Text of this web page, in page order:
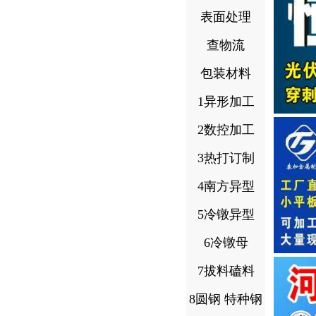
表面处理
查物流
包装材料
1异形加工
2数控加工
3热打订制
4南方异型
5冷镦异型
6冷镦母
7拔料磕料
8圆钢 特种钢